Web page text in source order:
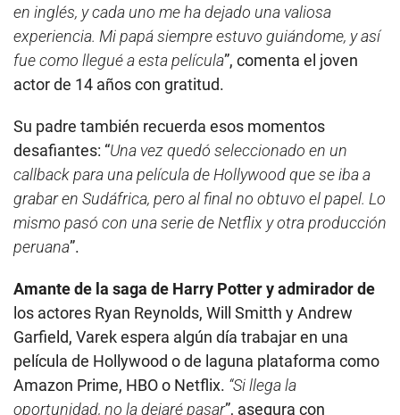
en inglés, y cada uno me ha dejado una valiosa
experiencia. Mi papá siempre estuvo guiándome, y así
fue como llegué a esta película”, comenta el joven
actor de 14 años con gratitud.
Su padre también recuerda esos momentos
desafiantes: “Una vez quedó seleccionado en un
callback para una película de Hollywood que se iba a
grabar en Sudáfrica, pero al final no obtuvo el papel. Lo
mismo pasó con una serie de Netflix y otra producción
peruana”.
Amante de la saga de Harry Potter y admirador de
los actores Ryan Reynolds, Will Smitth y Andrew
Garfield, Varek espera algún día trabajar en una
película de Hollywood o de laguna plataforma como
Amazon Prime, HBO o Netflix. “Si llega la
oportunidad, no la dejaré pasar”, asegura con